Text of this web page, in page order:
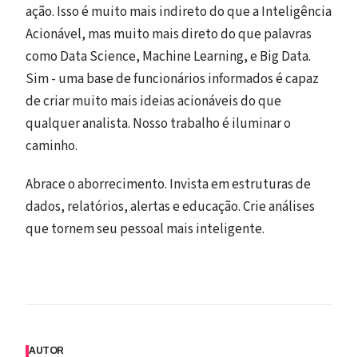
ação. Isso é muito mais indireto do que a Inteligência
Acionável, mas muito mais direto do que palavras
como Data Science, Machine Learning, e Big Data.
Sim - uma base de funcionários informados é capaz
de criar muito mais ideias acionáveis do que
qualquer analista. Nosso trabalho é iluminar o
caminho.
Abrace o aborrecimento. Invista em estruturas de
dados, relatórios, alertas e educação. Crie análises
que tornem seu pessoal mais inteligente.
AUTOR